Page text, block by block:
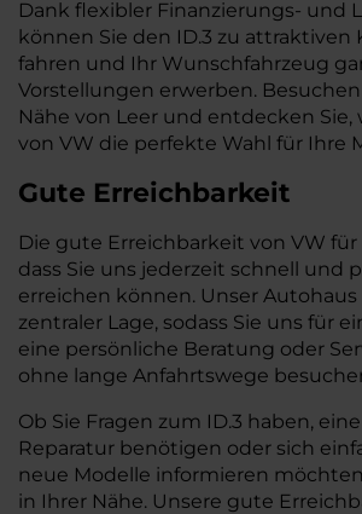
Dank flexibler Finanzierungs- und
können Sie den ID.3 zu attraktiven
fahren und Ihr Wunschfahrzeug
Vorstellungen erwerben.
Nähe von Leer und entdecken Sie,
von VW die perfekte Wahl für Ihre
Gute Erreichbarkeit
Die gute Erreichbarkeit von VW für
dass Sie uns jederzeit schnell und
erreichen können. Unser
zentraler Lage, sodass Sie uns für
eine persönliche Beratung oder
ohne lange Anfahrtswege
Ob Sie Fragen zum ID.3 haben,
Reparatur benötigen oder sich
neue Modelle informieren
in Ihrer Nähe. Unsere gute